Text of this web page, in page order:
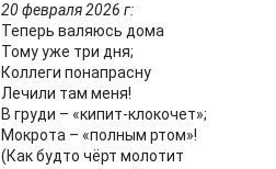
20 февраля 2026 г:
Теперь валяюсь дома
Тому уже три дня;
Коллеги понапрасну
Лечили там меня!
В груди – «кипит-клокочет»;
Мокрота – «полным ртом»!
(Как будто чёрт молотит